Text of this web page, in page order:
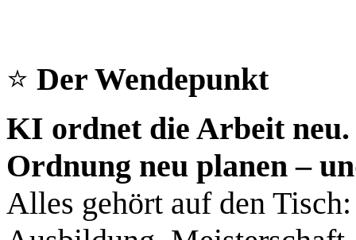
⭐ Der Wendepunkt
KI ordnet die Arbeit neu.
Ordnung neu planen –
Alles gehört auf den